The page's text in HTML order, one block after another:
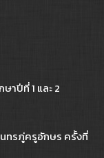
าปีที่ 1 และ 2
ทรภู่ครูอักษร ครั้งที่